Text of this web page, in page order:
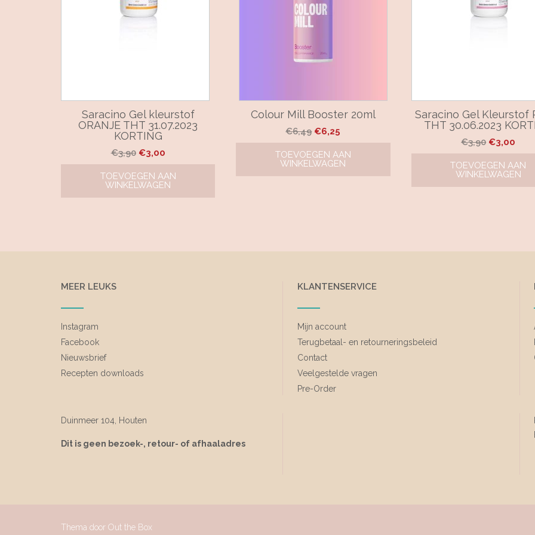
Saracino Gel kleurstof
ORANJE THT 31.07.2023
KORTING
€3,90 Oorspronkelijke
was:
€3,90.
€3,00Huidige
is:
€3,00.
TOEVOEGEN AAN
WINKELWAGEN
Colour Mill Booster 20ml
€6,49 Oorspronkelijke
was:
€6,49.
€6,25
is:
€6,25.
TOEVOEGEN AAN
WINKELWAGEN
Saracino Gel Kleurstof
THT 30.06.2023
€3,90
was:
€3,90.
€3,00
is:
TOEVOEGEN AAN
WINKELWAGEN
MEER LEUKS
Instagram
Facebook
Nieuwsbrief
Recepten downloads
KLANTENSERVICE
Mijn account
Terugbetaal- en retourneringsbeleid
Contact
Veelgestelde vragen
Pre-Order
Duinmeer 104, Houten
Dit is geen bezoek-, retour- of afhaaladres
Thema door Out the Box